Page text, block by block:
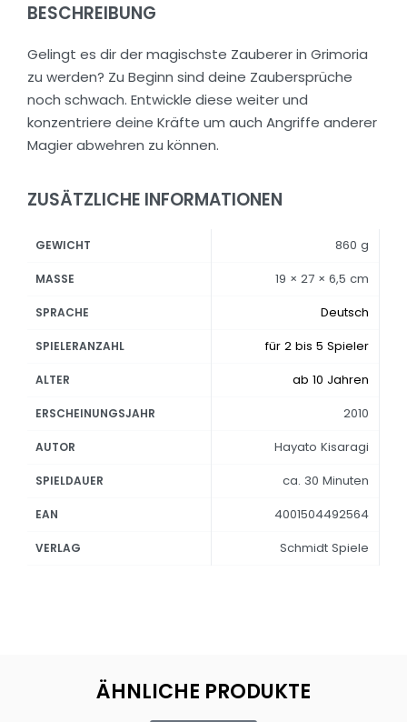
BESCHREIBUNG
Gelingt es dir der magischste Zauberer in Grimoria
zu werden? Zu Beginn sind deine Zaubersprüche
noch schwach. Entwickle diese weiter und
konzentriere deine Kräfte um auch Angriffe anderer
Magier abwehren zu können.
ZUSÄTZLICHE INFORMATIONEN
GEWICHT 860 g
MASSE 19 × 27 × 6,5 cm
SPRACHE Deutsch
SPIELERANZAHL für 2 bis 5 Spieler
ALTER ab 10 Jahren
ERSCHEINUNGSJAHR 2010
AUTOR Hayato Kisaragi
SPIELDAUER ca. 30 Minuten
EAN 4001504492564
VERLAG Schmidt Spiele
ÄHNLICHE PRODUKTE